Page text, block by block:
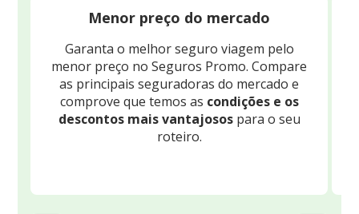
Menor preço do mercado
Garanta o melhor seguro viagem pelo
menor preço no Seguros Promo. Compare
as principais seguradoras do mercado e
comprove que temos as condições e os
descontos mais vantajosospara o seu
roteiro.